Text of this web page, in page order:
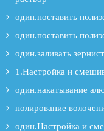
один.поставить
один.поставить
один.заливать
1.Настройка и
один.накатывание
полирование
один.Настройка и